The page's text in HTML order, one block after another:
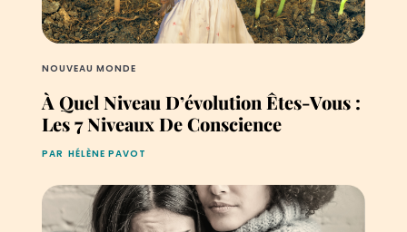
NOUVEAU MONDE
À Quel Niveau D’évolution Êtes-Vous :
Les 7 Niveaux De Conscience
PAR HÉLÈNE PAVOT